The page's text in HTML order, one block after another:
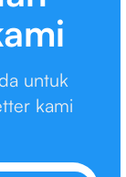
untuk
kami